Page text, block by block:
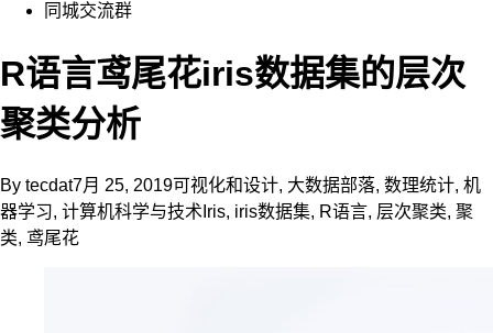
同城交流群
R语言鸢尾花iris数据集的层次
聚类分析
By tecdat7月 25, 2019可视化和设计, 大数据部落, 数理统计, 机
器学习, 计算机科学与技术 Iris, iris数据集, R语言, 层次聚类, 聚
类, 鸢尾花